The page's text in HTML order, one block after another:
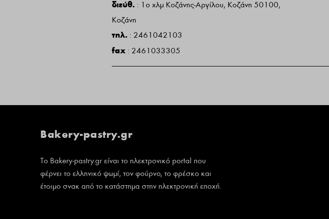
διεύθ. : 1ο χλμ Κοζάνης-Αργίλου, Κοζάνη 50100,
Κοζάνη
τηλ. : 2461042103
fax : 2461033305
Bakery-pastry.gr
Το Bakery-pastry.gr είναι το ηλεκτρονικό portal που
φέρνει το ελληνικό ψωμί, τον φούρνο, το φρέσκο και
έτοιμο σνακ από το κατάστημα στην ηλεκτρονική εποχή.